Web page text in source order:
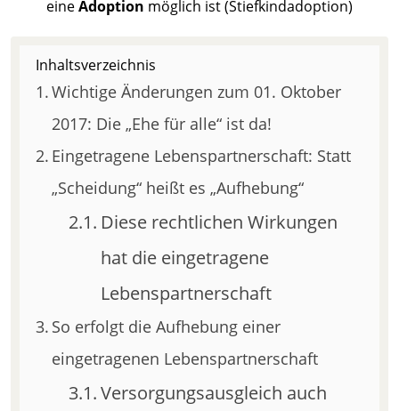
eineAdoption möglich ist (Stiefkindadoption)
Inhaltsverzeichnis
Wichtige Änderungen zum 01. Oktober
2017: Die „Ehe für alle“ ist da!
Eingetragene Lebenspartnerschaft: Statt
„Scheidung“ heißt es „Aufhebung“
Diese rechtlichen Wirkungen
hat die eingetragene
Lebenspartnerschaft
So erfolgt die Aufhebung einer
eingetragenen Lebenspartnerschaft
Versorgungsausgleich auch